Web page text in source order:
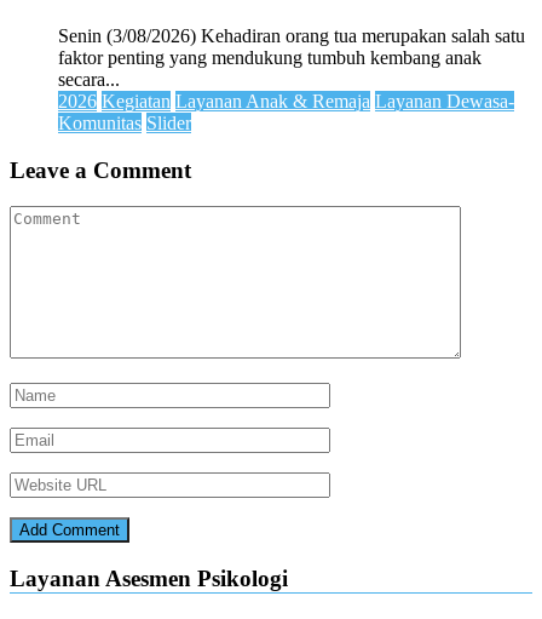
Senin (3/08/2026) Kehadiran orang tua merupakan salah satu
faktor penting yang mendukung tumbuh kembang anak
secara...
2026 Kegiatan Layanan Anak & Remaja Layanan Dewasa-
Komunitas Slider
Leave a Comment
Layanan Asesmen Psikologi